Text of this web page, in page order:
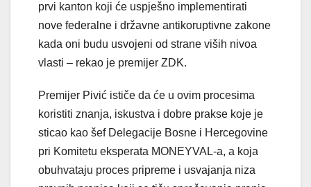
prvi kanton koji će uspješno implementirati
nove federalne i državne antikoruptivne zakone
kada oni budu usvojeni od strane viših nivoa
vlasti – rekao je premijer ZDK.
Premijer Pivić ističe da će u ovim procesima
koristiti znanja, iskustva i dobre prakse koje je
sticao kao šef Delegacije Bosne i Hercegovine
pri Komitetu eksperata MONEYVAL-a, a koja
obuhvataju proces pripreme i usvajanja niza